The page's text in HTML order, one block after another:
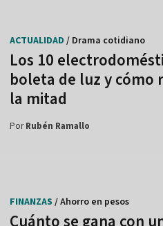
Los 10
boleta de luz y cómo
la mitad
ACTUALIDAD / Drama cotidiano
PorRubén Ramallo
Cuánto se gana con
FINANZAS / Ahorro en pesos